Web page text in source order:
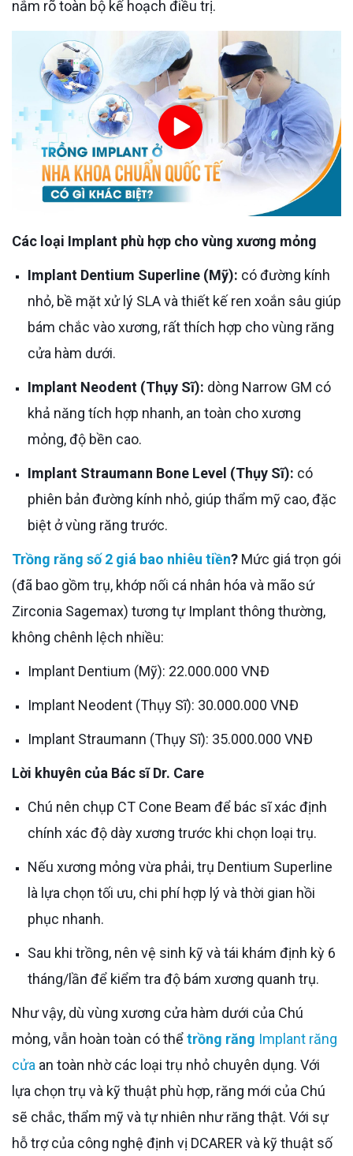
nắm rõ toàn bộ kế hoạch điều trị.
Các loại Implant phù hợp cho vùng xương mỏng
Implant Dentium Superline (Mỹ): có đường kính
nhỏ, bề mặt xử lý SLA và thiết kế ren xoắn sâu giúp
bám chắc vào xương, rất thích hợp cho vùng răng
cửa hàm dưới.
Implant Neodent (Thụy Sĩ): dòng Narrow GM có
khả năng tích hợp nhanh, an toàn cho xương
mỏng, độ bền cao.
Implant Straumann Bone Level (Thụy Sĩ): có
phiên bản đường kính nhỏ, giúp thẩm mỹ cao, đặc
biệt ở vùng răng trước.
Trồng răng số 2 giá bao nhiêu tiền? Mức giá trọn gói
(đã bao gồm trụ, khớp nối cá nhân hóa và mão sứ
Zirconia Sagemax) tương tự Implant thông thường,
không chênh lệch nhiều:
Implant Dentium (Mỹ): 22.000.000 VNĐ
Implant Neodent (Thụy Sĩ): 30.000.000 VNĐ
Implant Straumann (Thụy Sĩ): 35.000.000 VNĐ
Lời khuyên của Bác sĩ Dr. Care
Chú nên chụp CT Cone Beam để bác sĩ xác định
chính xác độ dày xương trước khi chọn loại trụ.
Nếu xương mỏng vừa phải, trụ Dentium Superline
là lựa chọn tối ưu, chi phí hợp lý và thời gian hồi
phục nhanh.
Sau khi trồng, nên vệ sinh kỹ và tái khám định kỳ 6
tháng/lần để kiểm tra độ bám xương quanh trụ.
Như vậy, dù vùng xương cửa hàm dưới của Chú
mỏng, vẫn hoàn toàn có thểtrồng răng Implant răng
cửa an toàn nhờ các loại trụ nhỏ chuyên dụng. Với
lựa chọn trụ và kỹ thuật phù hợp, răng mới của Chú
sẽ chắc, thẩm mỹ và tự nhiên như răng thật. Với sự
hỗ trợ của công nghệ định vị DCARER và kỹ thuật số